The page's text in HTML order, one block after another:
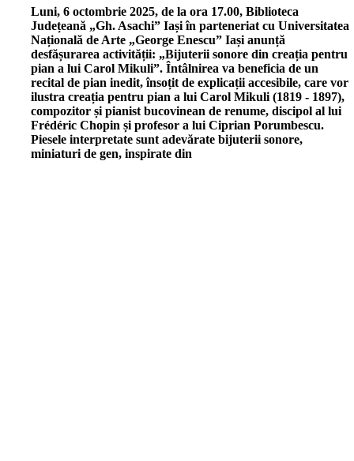
Luni, 6 octombrie 2025, de la ora 17.00, Biblioteca
Județeană „Gh. Asachi” Iași în parteneriat cu Universitatea
Națională de Arte „George Enescu” Iași anunță
desfășurarea activității: „Bijuterii sonore din creația pentru
pian a lui Carol Mikuli”. Întâlnirea va beneficia de un
recital de pian inedit, însoțit de explicații accesibile, care vor
ilustra creația pentru pian a lui Carol Mikuli (1819 - 1897),
compozitor și pianist bucovinean de renume, discipol al lui
Frédéric Chopin și profesor a lui Ciprian Porumbescu.
Piesele interpretate sunt adevărate bijuterii sonore,
miniaturi de gen, inspirate din